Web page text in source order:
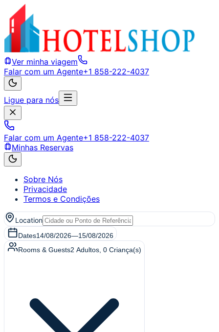
Ver minha viagem
Falar com um Agente+1 858-222-4037
Ligue para nós
Falar com um Agente+1 858-222-4037
Minhas Reservas
Sobre Nós
Privacidade
Termos e Condições
Location
Dates14/08/2026—15/08/2026
Rooms & Guests2 Adultos 0 Criança(s)